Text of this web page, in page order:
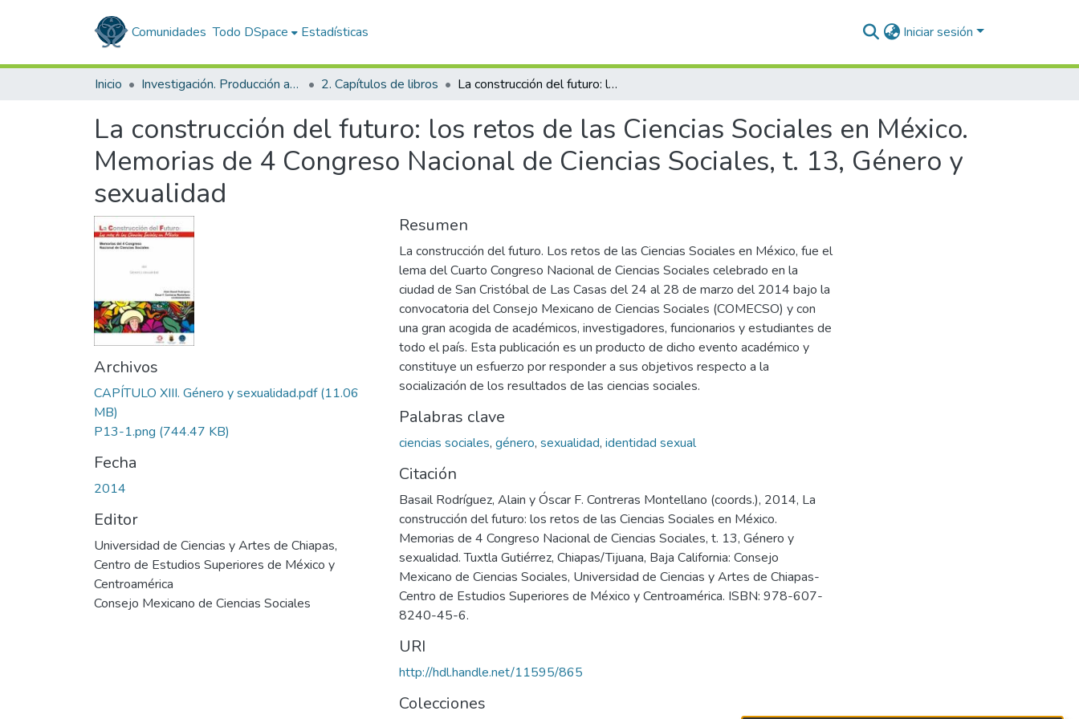
Comunidades Todo DSpace Estadísticas Iniciar sesión
Inicio Investigación. Producción académica 2. Capítulos de libros La construcción del futuro: los retos de las Ciencias Sociales en México. Memorias de 4 Congreso Nacional de Ciencias Sociales, t. 13, Género y sexualidad
La construcción del futuro: los retos de las Ciencias Sociales en México.
Memorias de 4 Congreso Nacional de Ciencias Sociales, t. 13, Género y
sexualidad
Archivos
CAPÍTULO XIII. Género y sexualidad.pdf(11.06
MB)
P13-1.png (744.47 KB)
Fecha
2014
Editor
Universidad de Ciencias y Artes de Chiapas,
Centro de Estudios Superiores de México y
Centroamérica
Consejo Mexicano de Ciencias Sociales
Resumen
La construcción del futuro. Los retos de las Ciencias Sociales en México, fue el
lema del Cuarto Congreso Nacional de Ciencias Sociales celebrado en la
ciudad de San Cristóbal de Las Casas del 24 al 28 de marzo del 2014 bajo la
convocatoria del Consejo Mexicano de Ciencias Sociales (COMECSO) y con
una gran acogida de académicos, investigadores, funcionarios y estudiantes de
todo el país. Esta publicación es un producto de dicho evento académico y
constituye un esfuerzo por responder a sus objetivos respecto a la
socialización de los resultados de las ciencias sociales.
Palabras clave
ciencias sociales, género, sexualidad, identidad sexual
Citación
Basail Rodríguez, Alain y Óscar F. Contreras Montellano (coords.), 2014, La
construcción del futuro: los retos de las Ciencias Sociales en México.
Memorias de 4 Congreso Nacional de Ciencias Sociales, t. 13, Género y
sexualidad. Tuxtla Gutiérrez, Chiapas/Tijuana, Baja California: Consejo
Mexicano de Ciencias Sociales, Universidad de Ciencias y Artes de Chiapas-
Centro de Estudios Superiores de México y Centroamérica. ISBN: 978-607-
8240-45-6.
URI
http://hdl.handle.net/11595/865
Colecciones